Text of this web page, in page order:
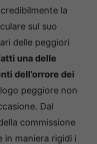
la
sul suo
delle peggiori
una delle
dell’orrore dei
peggiore non
Dal
commissione
in maniera rigidi i